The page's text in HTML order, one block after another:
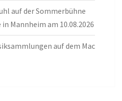
auf der Sommerbühne
Mannheim am 10.08.2026
auf dem Mac